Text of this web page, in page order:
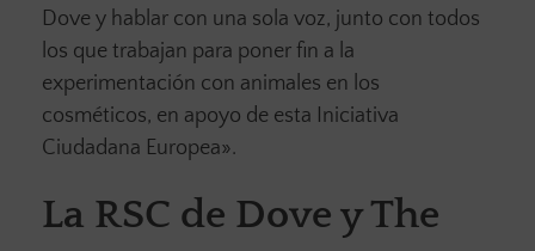
Dove y hablar con una sola voz, junto con todos
los que trabajan para poner fin a la
experimentación con animales en los
cosméticos, en apoyo de esta Iniciativa
Ciudadana Europea».
La RSC de Dove y The